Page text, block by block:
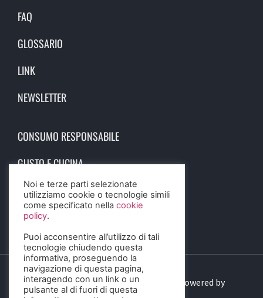
FAQ
GLOSSARIO
LINK
NEWSLETTER
CONSUMO RESPONSABILE
GUSTO E CUCINA
SCIENZA E SALUTE
STORIA E CULTURA
© 2023 Birra Informa. All Rights Reserved. Powered by
Noi e terze parti selezionate
utilizziamo cookie o tecnologie simili
come specificato nella cookie
policy.
Puoi acconsentire all’utilizzo di tali
tecnologie chiudendo questa
informativa, proseguendo la
navigazione di questa pagina,
interagendo con un link o un
pulsante al di fuori di questa